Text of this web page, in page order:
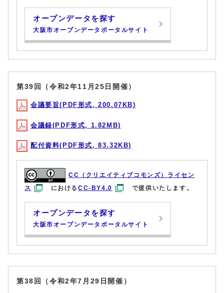
オープンデータを探す
大阪市オープンデータポータルサイト
第39回（令和2年11月25日開催）
会議要旨(PDF形式, 200.07KB)
会議録(PDF形式, 1.82MB)
配付資料(PDF形式, 83.32KB)
CC（クリエイティブコモンズ）ライセン
ス
におけるCC-BY4.0 で提供いたします。
オープンデータを探す
大阪市オープンデータポータルサイト
第38回（令和2年7月29日開催）